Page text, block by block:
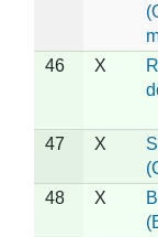
46 X
47 X
48
X